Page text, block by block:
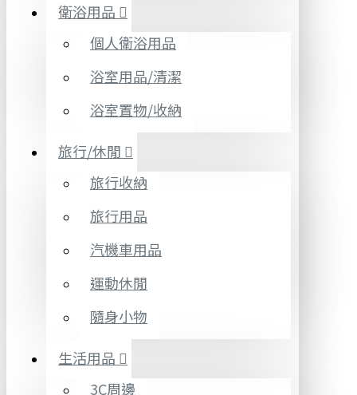
衛浴用品
個人衛浴用品
浴室用品/清潔
浴室置物/收納
旅行/休閒
旅行收納
旅行用品
汽機車用品
運動休閒
隨身小物
生活用品
3C周邊